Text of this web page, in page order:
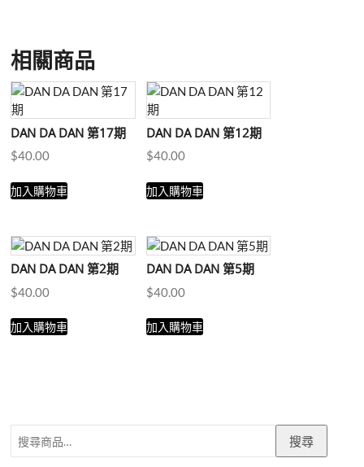
相關商品
DAN DA DAN 第17期
$40.00
加入購物車
DAN DA DAN 第12期
$40.00
加入購物車
DAN DA DAN 第2期
$40.00
加入購物車
DAN DA DAN 第5期
$40.00
加入購物車
搜尋